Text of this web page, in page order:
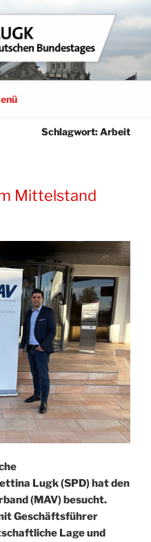
LUGK
Schlagwort:Arbeit
Mittelstand
Lugk (SPD) hat den
(MAV) besucht.
Geschäftsführer
Lage und